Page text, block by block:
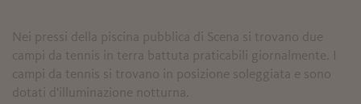
Nei pressi della piscina pubblica di Scena si trovano due
campi da tennis in terra battuta praticabili giornalmente. I
campi da tennis si trovano in posizione soleggiata e sono
dotati d'illuminazione notturna.